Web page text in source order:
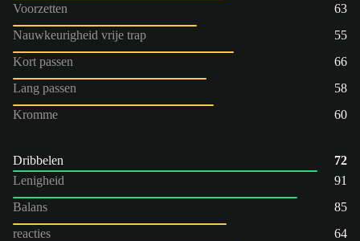
Voorzetten
63
Nauwkeurigheid vrije trap
55
Kort passen
66
Lang passen
58
Kromme
60
Dribbelen
72
Lenigheid
91
Balans
85
reacties
64